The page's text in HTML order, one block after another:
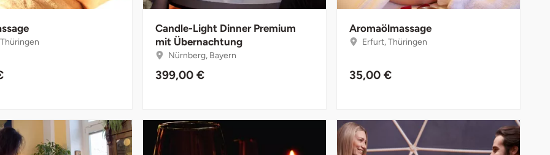
Candle-Light Dinner Premium
mit Übernachtung
Nürnberg, Bayern
399,00 €
Aromaölmassage
Erfurt, Thüringen
35,00 €